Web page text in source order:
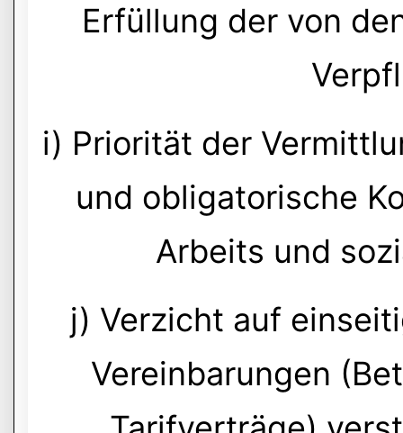
Erfüllung der von
i) Priorität der
und obligatorische
Arbeits und
j) Verzicht auf
Vereinbarungen